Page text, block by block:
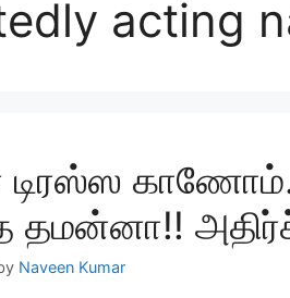
acting
டிரஸ்ஸ
Naveen Kumar